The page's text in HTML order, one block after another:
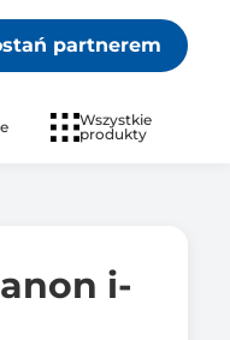
partnerem
Wszystkie
produkty
i-